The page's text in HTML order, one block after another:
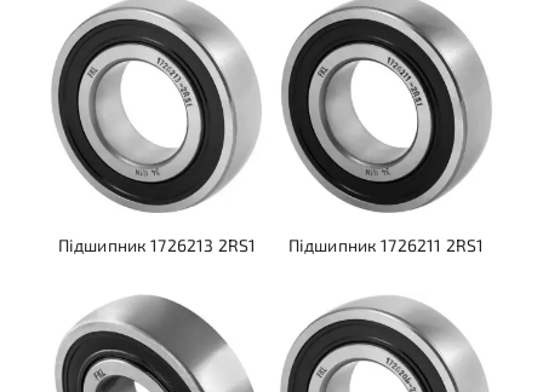
Підшипник 1726213 2RS1 Підшипник 1726211 2RS1